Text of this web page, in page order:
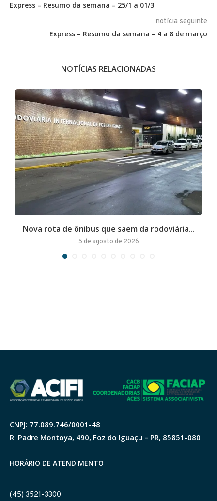
Express – Resumo da semana – 25/1 a 01/3
notícia seguinte
Express – Resumo da semana – 4 a 8 de março
NOTÍCIAS RELACIONADAS
Nova rota de ônibus que saem da rodoviária...
5 de agosto de 2026
CNPJ: 77.089.746/0001-48
R. Padre Montoya, 490, Foz do Iguaçu – PR, 85851-080
HORÁRIO DE ATENDIMENTO
(45) 3521-3300